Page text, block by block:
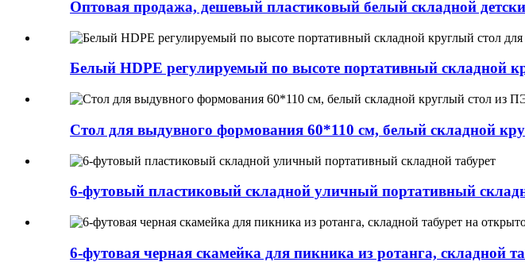
Оптовая продажа, дешевый пластиковый белый складной
Белый HDPE регулируемый по высоте портативный складной
Стол для выдувного формования 60*110 см, белый складной
6-футовый пластиковый складной уличный портативный
6-футовая черная скамейка для пикника из ротанга, складной